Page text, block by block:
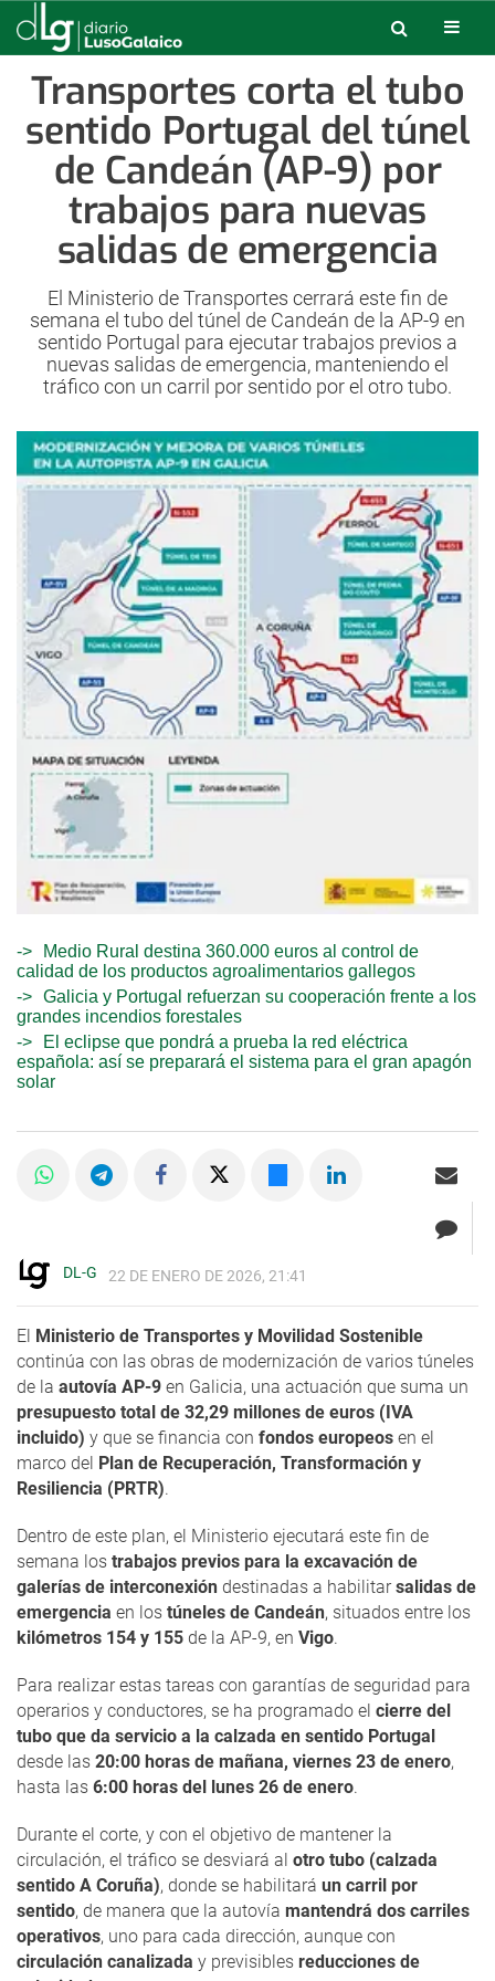
Transportes corta el tubo
sentido Portugal del túnel
de Candeán (AP-9) por
trabajos para nuevas
salidas de emergencia
El Ministerio de Transportes cerrará este fin de
semana el tubo del túnel de Candeán de la AP-9 en
sentido Portugal para ejecutar trabajos previos a
nuevas salidas de emergencia, manteniendo el
tráfico con un carril por sentido por el otro tubo.
Medio Rural destina 360.000 euros al control de
calidad de los productos agroalimentarios gallegos
Galicia y Portugal refuerzan su cooperación frente a los
grandes incendios forestales
El eclipse que pondrá a prueba la red eléctrica
española: así se preparará el sistema para el gran apagón
solar
DL-G 22 DE ENERO DE 2026, 21:41
El Ministerio de Transportes y Movilidad Sostenible
continúa con las obras de modernización de varios túneles
de la autovía AP-9 en Galicia, una actuación que suma un
presupuesto total de 32,29 millones de euros (IVA
incluido) y que se financia con fondos europeos en el
marco del Plan de Recuperación, Transformación y
Resiliencia (PRTR).
Dentro de este plan, el Ministerio ejecutará este fin de
semana los trabajos previos para la excavación de
galerías de interconexión destinadas a habilitarsalidas de
emergencia en los túneles de Candeán, situados entre los
kilómetros 154 y 155 de la AP-9, en Vigo.
Para realizar estas tareas con garantías de seguridad para
operarios y conductores, se ha programado el cierre del
tubo que da servicio a la calzada en sentido Portugal
desde las 20:00 horas de mañana, viernes 23 de enero,
hasta las 6:00 horas del lunes 26 de enero.
Durante el corte, y con el objetivo de mantener la
circulación, el tráfico se desviará al otro tubo (calzada
sentido A Coruña), donde se habilitará un carril por
sentido, de manera que la autovía mantendrá dos carriles
operativos, uno para cada dirección, aunque con
circulación canalizada y previsibles reducciones de